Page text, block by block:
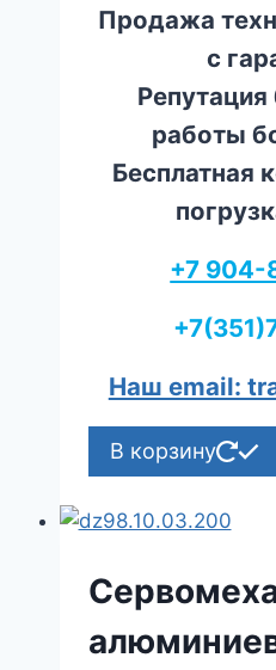
Продажа
с
работы
Бесплатная
+7 904-
Наш email:
В корзину